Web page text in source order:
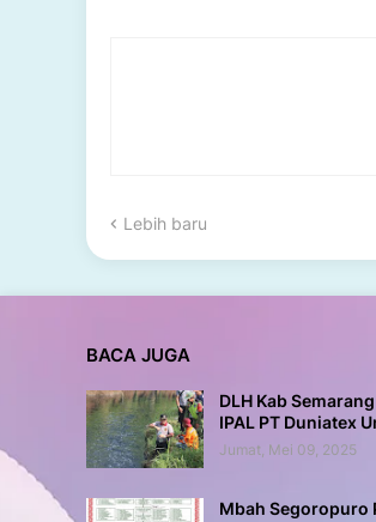
Lebih baru
BACA JUGA
DLH Kab
IPAL PT Duniatex
Jumat, Mei 09, 2025
Mbah Segoropuro